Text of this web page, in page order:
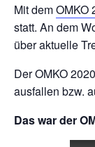
Mit demOMKO
statt. An dem
über aktuelle
Der OMKO
ausfallen bzw.
Das war der